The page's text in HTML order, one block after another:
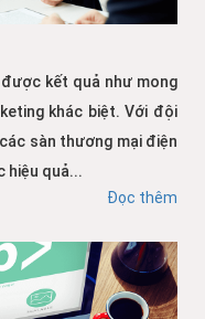
kết quả như mong
khác biệt. Với đội
sàn thương mại điện
hiệu quả...
Đọc thêm